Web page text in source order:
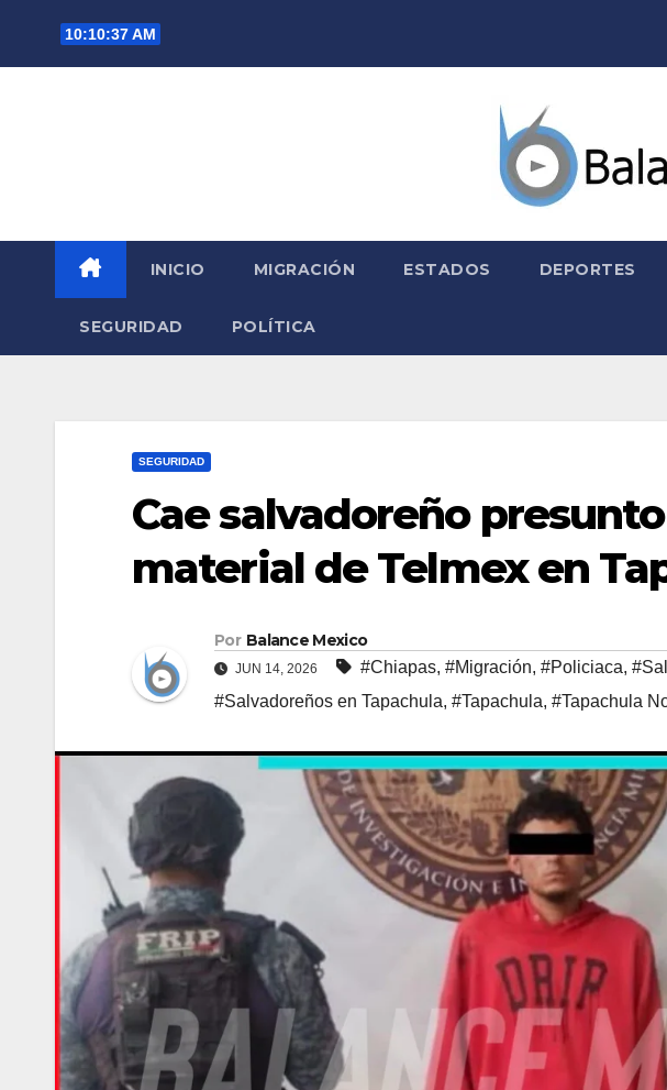
10:10:39 AM
INICIO MIGRACIÓN ESTADOS DEPORTES
SEGURIDAD POLÍTICA
SEGURIDAD
Cae salvadoreño
material de Telmex en
Por Balance Mexico
JUN 14, 2026 #Chiapas, #Migración, #Policiaca,
#Salvadoreños en Tapachula, #Tapachula, #Tapachula